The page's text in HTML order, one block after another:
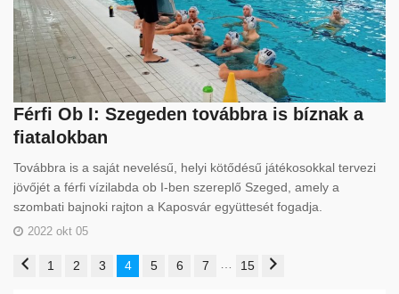
Férfi Ob I: Szegeden továbbra is bíznak a
fiatalokban
Továbbra is a saját nevelésű, helyi kötődésű játékosokkal tervezi
jövőjét a férfi vízilabda ob I-ben szereplő Szeged, amely a
szombati bajnoki rajton a Kaposvár együttesét fogadja.
2022 okt 05
1 2 3 4 5 6 7 15